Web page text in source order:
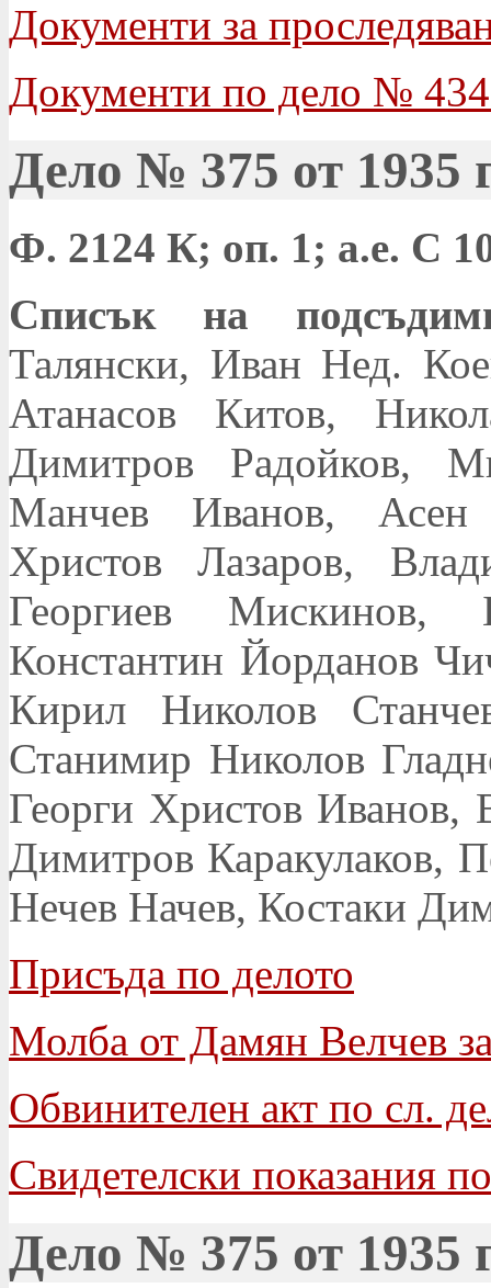
Документи за
Документи по дело № 434
Дело № 375 от 1935
Ф. 2124 К; оп. 1; а.е. С
Списък на
Талянски, Иван Нед.
Атанасов Китов,
Димитров Радойков,
Манчев Иванов, Асен
Христов Лазаров,
Георгиев Мискинов,
Константин Йорданов
Кирил Николов
Станимир Николов
Георги Христов Иванов,
Димитров Каракулаков,
Нечев Начев, Костаки
Присъда по делото
Молба от Дамян Велчев
Обвинителен акт по сл.
Свидетелски показания
Дело № 375 от 1935